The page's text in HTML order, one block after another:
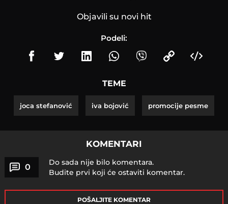
Objavili su novi hit
Podeli:
TEME
joca stefanović iva bojović promocije pesme
KOMENTARI
0
Do sada nije bilo komentara.
Budite prvi koji će ostaviti komentar.
POŠALJITE KOMENTAR